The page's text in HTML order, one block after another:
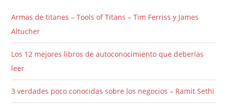
Armas de titanes – Tools of Titans – Tim Ferriss y James
Altucher
Los 12 mejores libros de autoconocimiento que deberías
leer
3 verdades poco conocidas sobre los negocios – Ramit Sethi